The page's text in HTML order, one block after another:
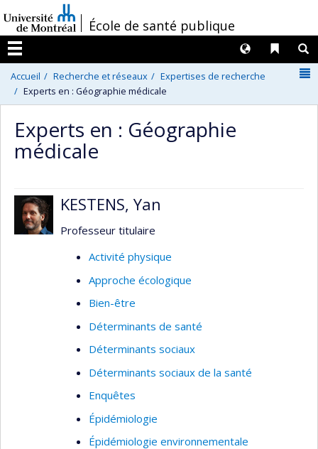
au
contenu
/École de santé publique
Menu
Liens
Langues
Accueil Recherche et réseaux
Expertises de recherche
Experts en : Géographie médicale
Experts en : Géographie
médicale
KESTENS, Yan
Professeur titulaire
Activité physique
Approche écologique
Bien-être
Déterminants de santé
Déterminants sociaux
Déterminants sociaux de la santé
Enquêtes
Épidémiologie
Épidémiologie environnementale